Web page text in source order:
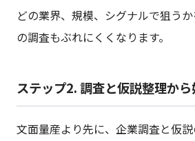
どの業界、規模、シグナルで狙う
の調査もぶれにくくなります。
ステップ2. 調査と仮説整理から
文面量産より先に、企業調査と仮